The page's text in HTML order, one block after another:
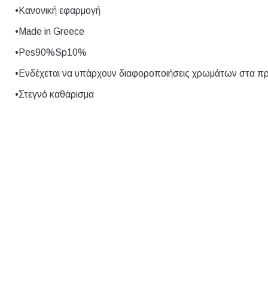
•Κανονική εφαρμογή
•Made in Greece
•Pes90%Sp10%
•Ενδέχεται να υπάρχουν διαφοροποιήσεις χρωμάτων στα
•Στεγνό καθάρισμα
Size